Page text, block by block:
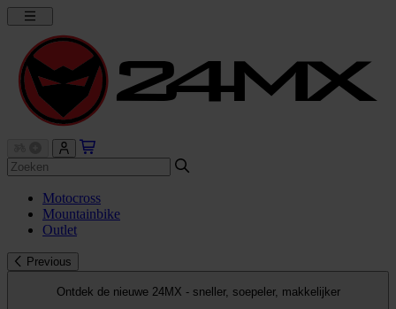
Motocross
Mountainbike
Outlet
Previous
Ontdek de nieuwe 24MX - sneller, soepeler, makkelijker